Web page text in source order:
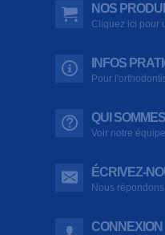
NOS
Cliquez ici pour
INFOS
Pour
QUI
Voir notre équipe
ÉCRIVEZ-
Nous
CONNEXION